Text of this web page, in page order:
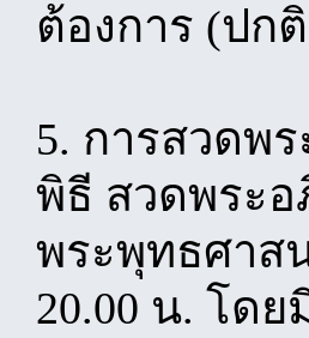
ต้องการ (ปก
5. การสวดพ
พิธี สวดพระ
พระพุทธศาส
20.00 น. โด